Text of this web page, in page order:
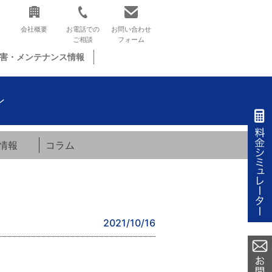
会社概要
お電話での
ご相談
お問い合わせ
フォーム
・メンテナンス情報
報 コラム
2021/10/16